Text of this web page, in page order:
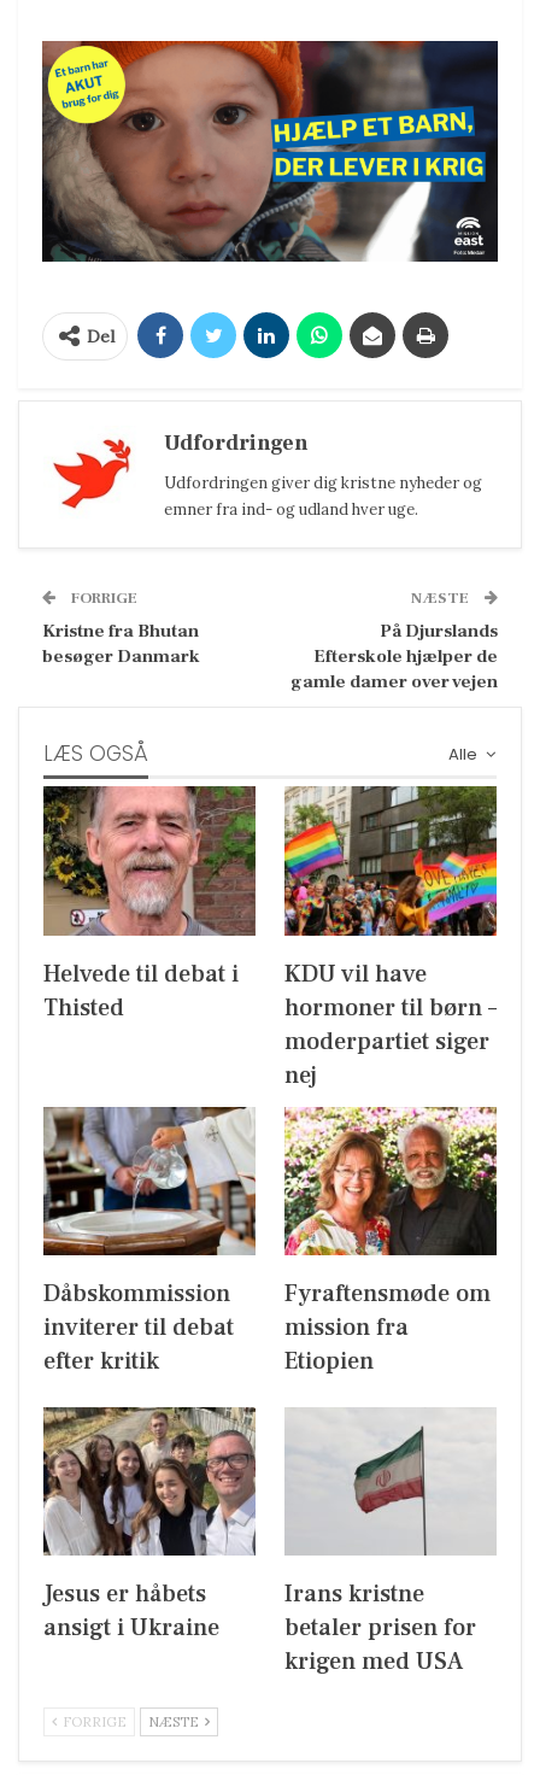
Del
Udfordringen
Udfordringen giver dig kristne nyheder og
emner fra ind- og udland hver uge.
FORRIGE
Kristne fra Bhutan
besøger Danmark
NÆSTE
På Djurslands
Efterskole hjælper de
gamle damer over vejen
Alle
LÆS OGSÅ
Helvede til debat i
Thisted
KDU vil have
hormoner til børn –
moderpartiet siger
nej
Dåbskommission
inviterer til debat
efter kritik
Fyraftensmøde om
mission fra
Etiopien
Jesus er håbets
ansigt i Ukraine
Irans kristne
betaler prisen for
krigen med USA
FORRIGE NÆSTE